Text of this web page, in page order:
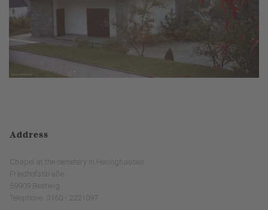
Address
Chapel at the cemetery in Heringhausen
Friedhofsstraße
59909 Bestwig
Telephone: 0160 - 2221097